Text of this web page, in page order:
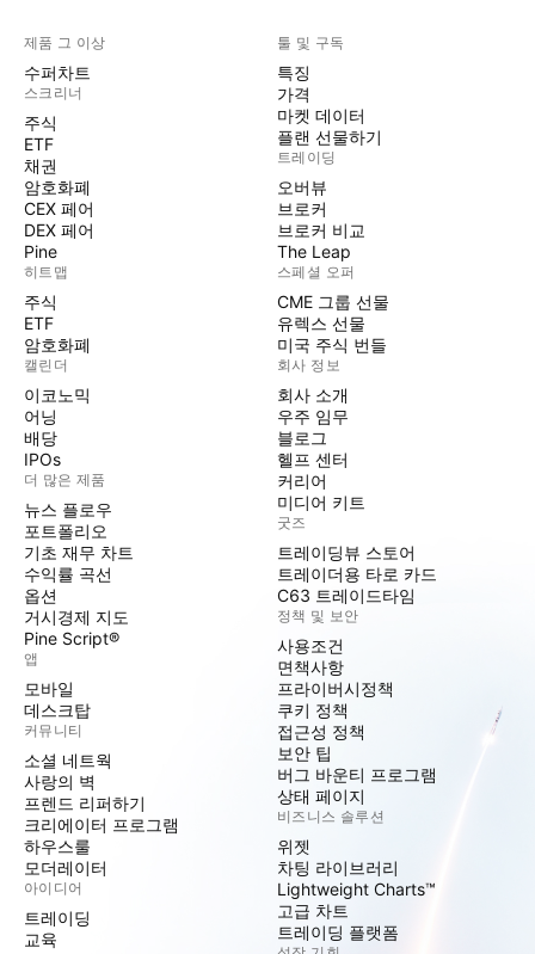
제품 그 이상
수퍼차트
스크리너
주식
ETF
채권
암호화폐
CEX 페어
DEX 페어
Pine
히트맵
주식
ETF
암호화폐
캘린더
이코노믹
어닝
배당
IPOs
더 많은 제품
뉴스 플로우
포트폴리오
기초 재무 차트
수익률 곡선
옵션
거시경제 지도
Pine Script®
앱
모바일
데스크탑
커뮤니티
소셜 네트웍
사랑의 벽
프렌드 리퍼하기
크리에이터 프로그램
하우스룰
모더레이터
아이디어
트레이딩
교육
툴 및 구독
특징
가격
마켓 데이터
플랜 선물하기
트레이딩
오버뷰
브로커
브로커 비교
The Leap
스페셜 오퍼
CME 그룹 선물
유렉스 선물
미국 주식 번들
회사 정보
회사 소개
우주 임무
블로그
헬프 센터
커리어
미디어 키트
굿즈
트레이딩뷰 스토어
트레이더용 타로 카드
C63 트레이드타임
정책 및 보안
사용조건
면책사항
프라이버시정책
쿠키 정책
접근성 정책
보안 팁
버그 바운티 프로그램
상태 페이지
비즈니스 솔루션
위젯
차팅 라이브러리
Lightweight Charts™
고급 차트
트레이딩 플랫폼